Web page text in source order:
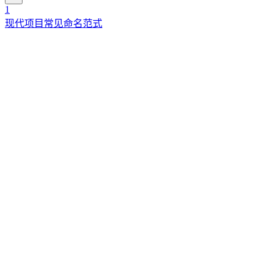
1
现代项目常见命名范式